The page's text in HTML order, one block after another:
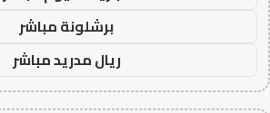
برشلونة مباشر
ريال مدريد مباشر